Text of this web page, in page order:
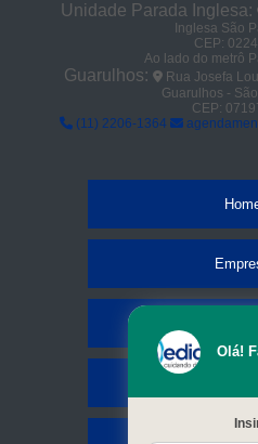
Unidade Parada Inglesa:
Inglesa São
CEP:
Ao lado do metrô
Guarulhos:
Rua Josefa
Guarulhos -
CEP:
(11) 2206-1364
Olá!